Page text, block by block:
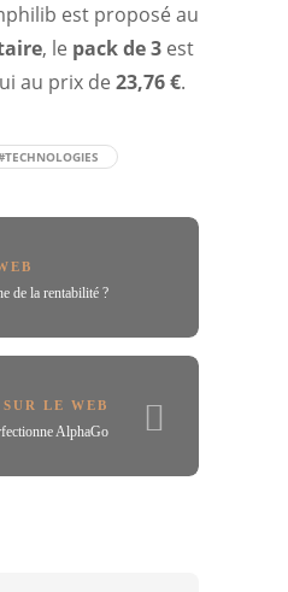
est proposé au
, le pack de 3 est
au prix de 23,76 €.
de la rentabilité ?
SUR LE WEB
AlphaGo